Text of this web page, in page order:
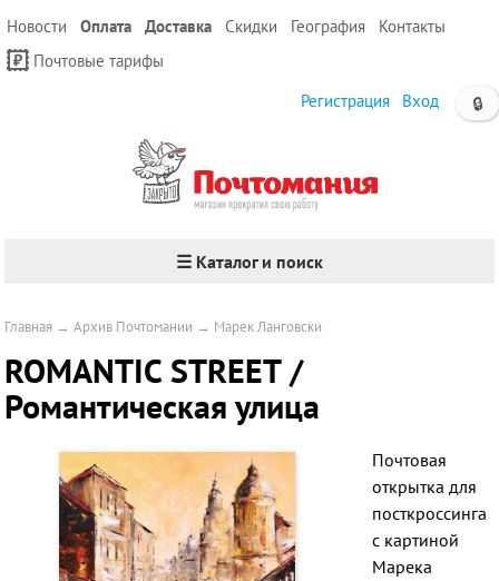
Новости Оплата Доставка Скидки География
Контакты
Почтовые тарифы
🔒
Регистрация Вход
☰ Каталог и поиск
Главная →Архив Почтомании → Марек Ланговски
ROMANTIC STREET /
Романтическая улица
Почтовая
открытка для
посткроссинга
с картиной
Марека